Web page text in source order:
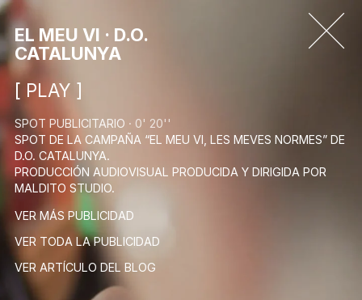
EL MEU VI · D.O.
CATALUNYA
[ PLAY ]
SPOT PUBLICITARIO · 0' 20''
SPOT DE LA CAMPAÑA “EL MEU VI, LES MEVES NORMES” DE
D.O. CATALUNYA.
PRODUCCIÓN AUDIOVISUAL PRODUCIDA Y DIRIGIDA POR
MALDITO STUDIO.
VER MÁS PUBLICIDAD
VER TODA LA PUBLICIDAD
VER ARTÍCULO DEL BLOG